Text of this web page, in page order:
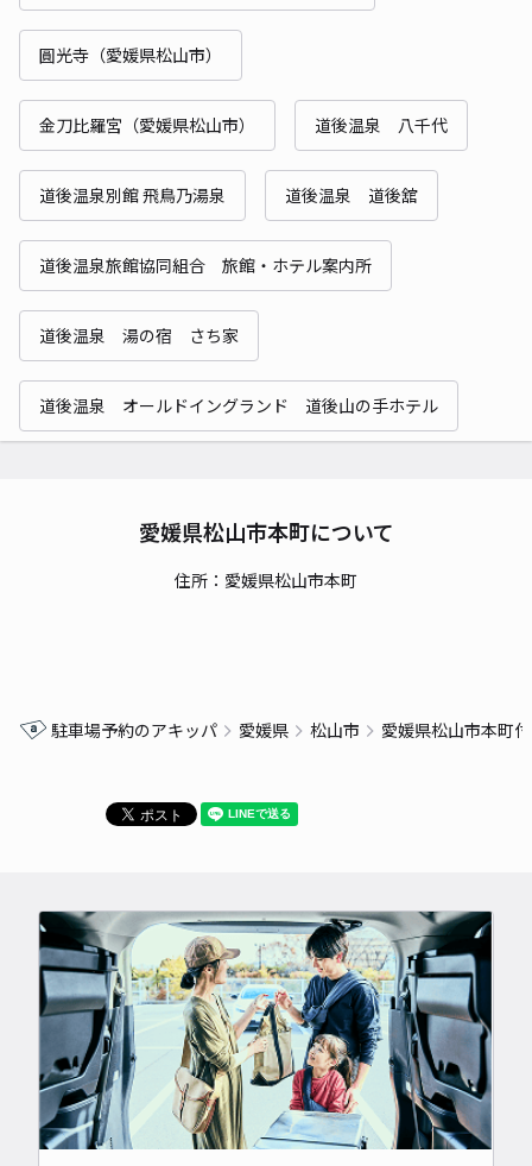
圓光寺（愛媛県松山市）
金刀比羅宮（愛媛県松山市） 道後温泉 八千代
道後温泉別館 飛鳥乃湯泉 道後温泉 道後舘
道後温泉旅館協同組合 旅館・ホテル案内所
道後温泉 湯の宿 さち家
道後温泉 オールドイングランド 道後山の手ホテル
愛媛県松山市本町について
住所：愛媛県松山市本町
駐車場予約のアキッパ 愛媛県 松山市 愛媛県松山市本町